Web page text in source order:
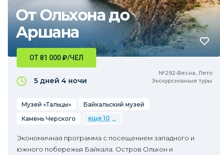
От Ольхона до
Аршана
№292•Весна, Лето
Экскурсионные туры
ОТ 81 000₽/ЧЕЛ
5 дней 4 ночи
Музей «Тальцы»
Байкальский музей
Камень Черского
еще 10
Экономичная программа с посещением западного и
южного побережья Байкала. Остров Ольхон и